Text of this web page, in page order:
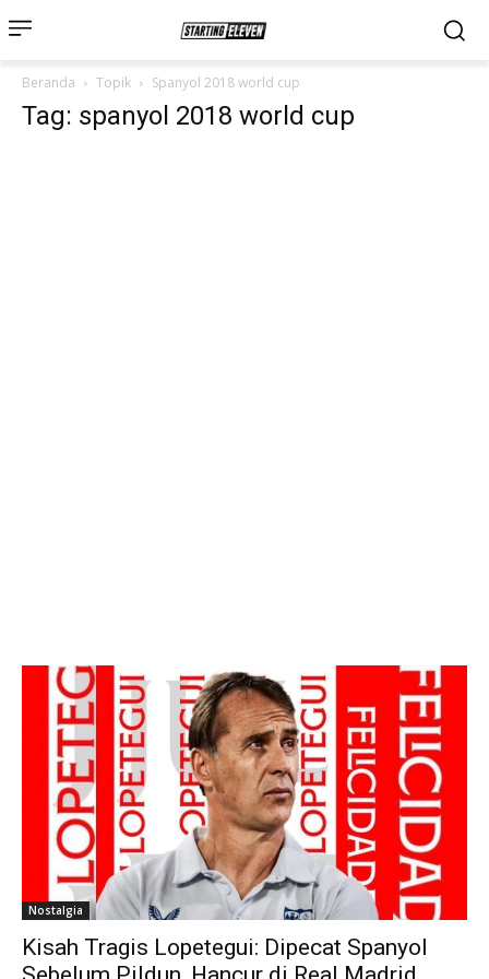
Beranda Topik Spanyol 2018 world cup
Tag: spanyol 2018 world cup
Nostalgia
Kisah Tragis Lopetegui: Dipecat Spanyol